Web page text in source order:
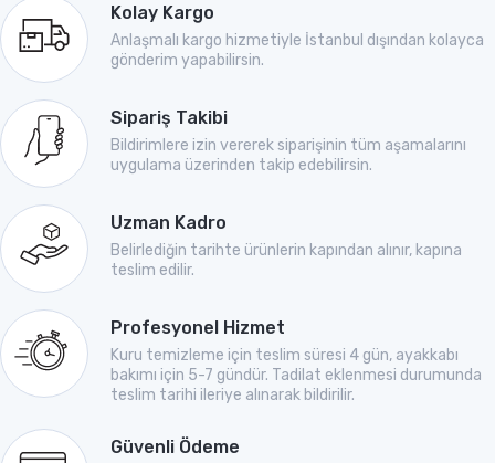
Kolay Kargo
Anlaşmalı kargo hizmetiyle İstanbul dışından kolayca
gönderim yapabilirsin.
Sipariş Takibi
Bildirimlere izin vererek siparişinin tüm aşamalarını
uygulama üzerinden takip edebilirsin.
Uzman Kadro
Belirlediğin tarihte ürünlerin kapından alınır, kapına
teslim edilir.
Profesyonel Hizmet
Kuru temizleme için teslim süresi 4 gün, ayakkabı
bakımı için 5-7 gündür. Tadilat eklenmesi durumunda
teslim tarihi ileriye alınarak bildirilir.
Güvenli Ödeme